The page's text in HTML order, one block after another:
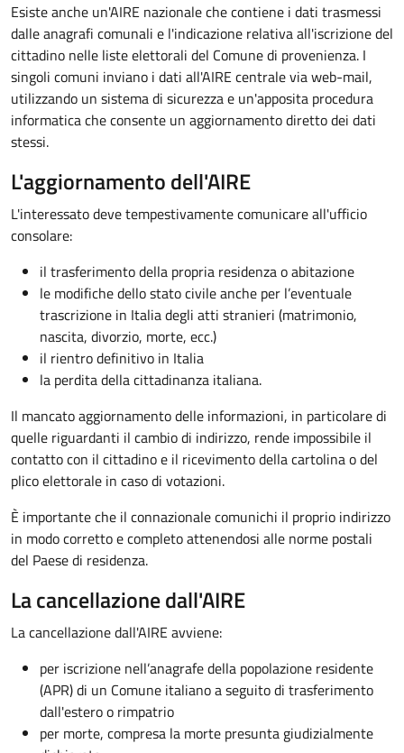
Esiste anche un'AIRE nazionale­ che contiene i dati trasmessi
dalle anagrafi comunali e l'indicazione relativa all'iscrizione del
cittadino nelle liste elettorali del Comune di provenienza. I
singoli comuni inviano i dati all'AIRE centrale via web-mail,
utilizzando un sistema di sicurezza e un'apposita procedura
informatica che consente un aggiornamento diretto dei dati
stessi.
L'aggiornamento dell'AIRE
L'interessato deve tempestivamente comunicare all'ufficio
consolare:
il trasferimento della propria residenza o abitazione
le modifiche dello stato civile anche per l’eventuale
trascrizione in Italia degli atti stranieri (matrimonio,
nascita, divorzio, morte, ecc.)
il rientro definitivo in Italia
la perdita della cittadinanza italiana.
Il mancato aggiornamento delle informazioni, in particolare di
quelle riguardanti il cambio di indirizzo, rende impossibile il
contatto con il cittadino e il ricevimento della cartolina o del
plico elettorale in caso di votazioni.
È importante che il connazionale comunichi il proprio indirizzo
in modo corretto e completo attenendosi alle norme postali
del Paese di residenza.
La cancellazione dall'AIRE
La cancellazione dall'AIRE avviene:
per iscrizione nell’anagrafe della popolazione residente
(APR) di un Comune italiano a seguito di trasferimento
dall'estero o rimpatrio
per morte, compresa la morte presunta giudizialmente